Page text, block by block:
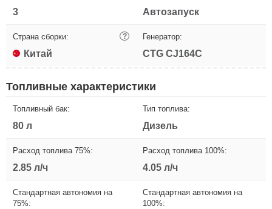
3 Автозапуск
Страна сборки: ?
Китай
Генератор:
CTG CJ164C
Топливные характеристики
Топливный бак:
80 л
Тип топлива:
Дизель
Расход топлива 75%:
2.85 л/ч
Расход топлива 100%:
4.05 л/ч
Стандартная автономия на
75%:
Стандартная автономия на
100%: